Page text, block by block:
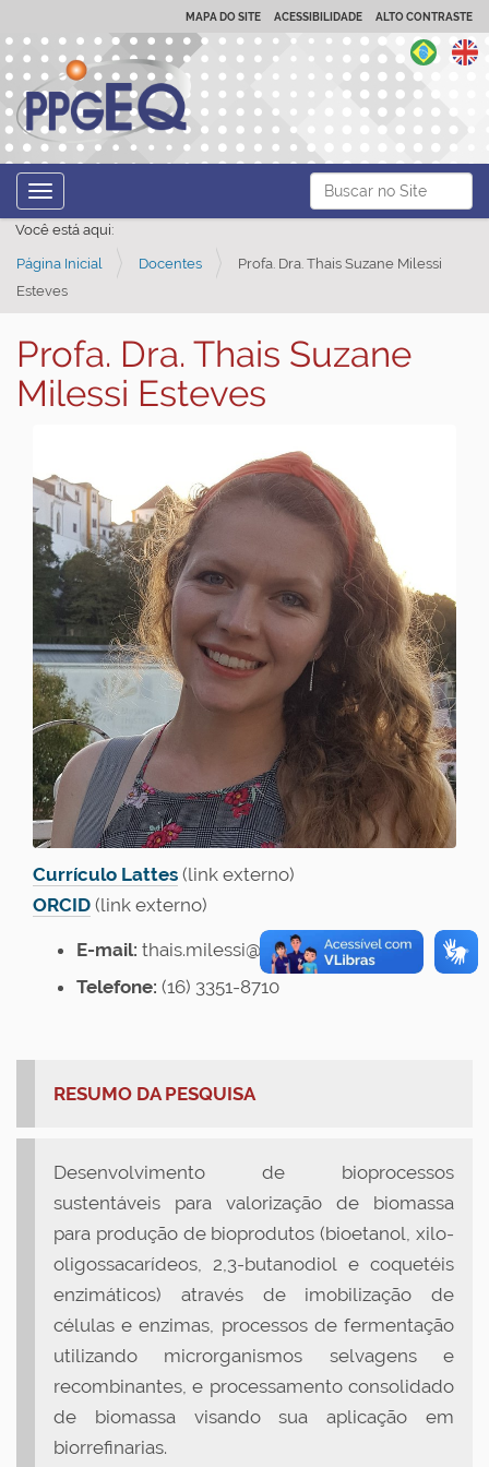
Busca
Busca Avançada…
MAPA DO SITE ACESSIBILIDADE ALTO CONTRASTE
Toggle navigation
Você está aqui:
Página Inicial Docentes
Profa. Dra. Thais Suzane Milessi
Esteves
Profa. Dra. Thais Suzane
Milessi Esteves
Currículo Lattes (link externo)
ORCID (link externo)
E-mail: thais.milessi@ufscar.br
Telefone: (16) 3351-8710
RESUMO DA PESQUISA
Desenvolvimento de bioprocessos
sustentáveis para valorização de biomassa
para produção de bioprodutos (bioetanol, xilo-
oligossacarídeos, 2,3-butanodiol e coquetéis
enzimáticos) através de imobilização de
células e enzimas, processos de fermentação
utilizando microrganismos selvagens e
recombinantes, e processamento consolidado
de biomassa visando sua aplicação em
biorrefinarias.